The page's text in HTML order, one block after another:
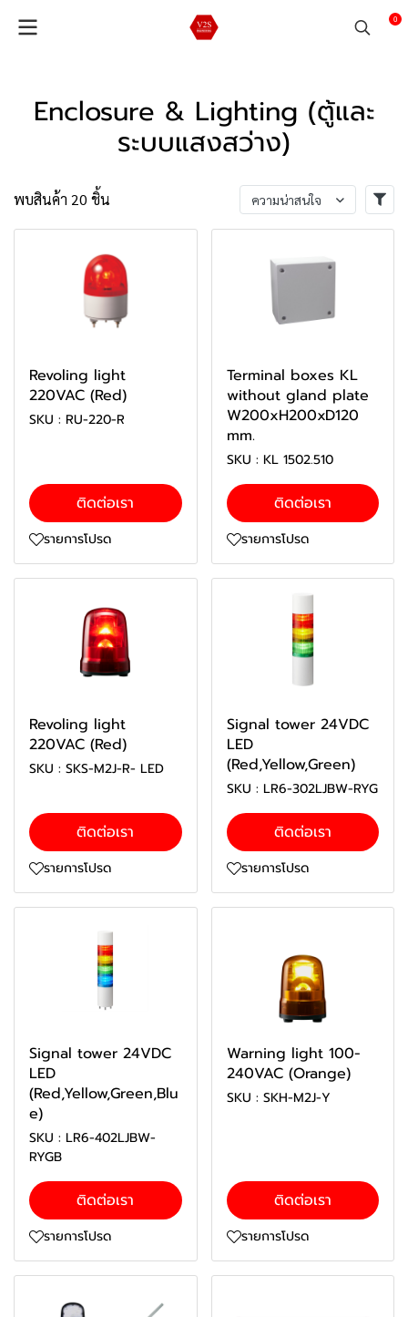
0
Enclosure & Lighting (ตู้และ
ระบบแสงสว่าง)
พบสินค้า 20 ชิ้น ความน่าสนใจ
Revoling light
220VAC (Red)
SKU : RU-220-R
ติดต่อเรา
รายการโปรด
Terminal boxes KL
without gland plate
W200xH200xD120
mm.
SKU : KL 1502.510
ติดต่อเรา
รายการโปรด
Revoling light
220VAC (Red)
SKU : SKS-M2J-R- LED
ติดต่อเรา
รายการโปรด
Signal tower 24VDC
LED
(Red,Yellow,Green)
SKU : LR6-302LJBW-RYG
ติดต่อเรา
รายการโปรด
Signal tower 24VDC
LED
(Red,Yellow,Green,Blu
e)
SKU : LR6-402LJBW-
RYGB
ติดต่อเรา
รายการโปรด
Warning light 100-
240VAC (Orange)
SKU : SKH-M2J-Y
ติดต่อเรา
รายการโปรด